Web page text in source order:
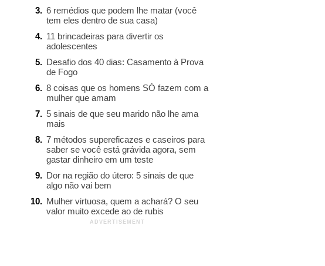
6 remédios que podem lhe matar (você
tem eles dentro de sua casa)
11 brincadeiras para divertir os
adolescentes
Desafio dos 40 dias: Casamento à Prova
de Fogo
8 coisas que os homens SÓ fazem com a
mulher que amam
5 sinais de que seu marido não lhe ama
mais
7 métodos supereficazes e caseiros para
saber se você está grávida agora, sem
gastar dinheiro em um teste
Dor na região do útero: 5 sinais de que
algo não vai bem
Mulher virtuosa, quem a achará? O seu
valor muito excede ao de rubis